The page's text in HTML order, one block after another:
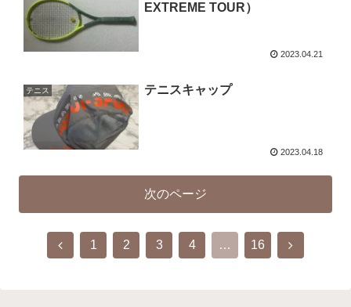
EXTREME TOUR）
2023.04.21
テニス テニスキャップ
2023.04.18
次のページ
1 2 3 4 … 16